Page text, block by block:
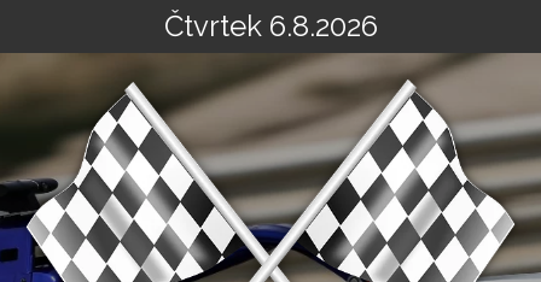
na
Čtvrtek 6.8.2026